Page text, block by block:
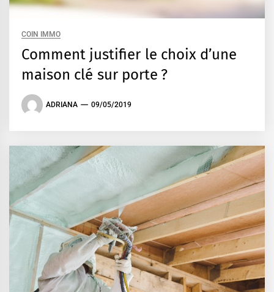
COIN IMMO
Comment justifier le choix d’une
maison clé sur porte ?
ADRIANA 09/05/2019